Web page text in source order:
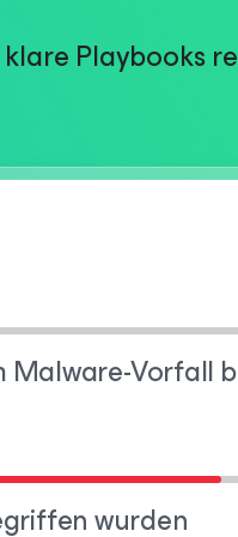
Playbooks
Malware-Vorfall
wurden